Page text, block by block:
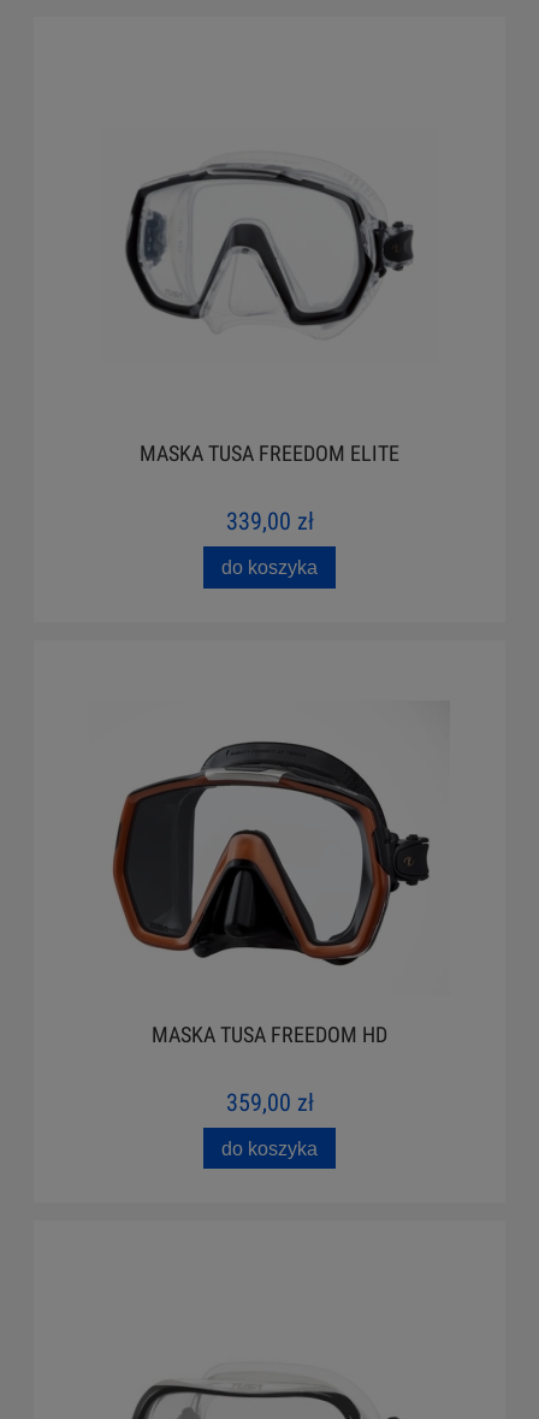
MASKA TUSA FREEDOM ELITE
339,00 zł
do koszyka
MASKA TUSA FREEDOM HD
359,00 zł
do koszyka